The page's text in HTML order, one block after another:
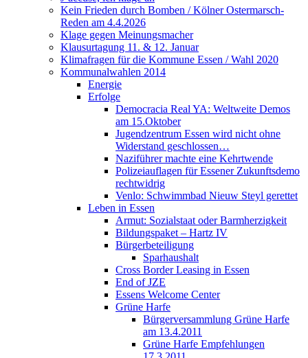
Kein Frieden durch Bomben / Kölner Ostermarsch-
Reden am 4.4.2026
Klage gegen Meinungsmacher
Klausurtagung 11. & 12. Januar
Klimafragen für die Kommune Essen / Wahl 2020
Kommunalwahlen 2014
Energie
Erfolge
Democracia Real YA: Weltweite Demos
am 15.Oktober
Jugendzentrum Essen wird nicht ohne
Widerstand geschlossen…
Naziführer machte eine Kehrtwende
Polizeiauflagen für Essener Zukunftsdemo
rechtwidrig
Venlo: Schwimmbad Nieuw Steyl gerettet
Leben in Essen
Armut: Sozialstaat oder Barmherzigkeit
Bildungspaket – Hartz IV
Bürgerbeteiligung
Sparhaushalt
Cross Border Leasing in Essen
End of JZE
Essens Welcome Center
Grüne Harfe
Bürgerversammlung Grüne Harfe
am 13.4.2011
Grüne Harfe Empfehlungen